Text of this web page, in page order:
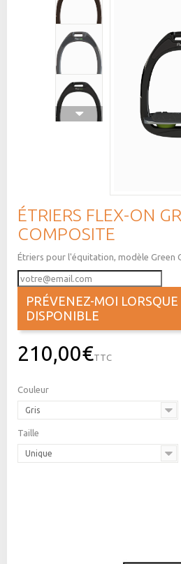
ÉTRIERS FLEX-ON
COMPOSITE
Étriers pour l'équitation, modèle Green
PRÉVENEZ-MOI
DISPONIBLE
210,00€TTC
Couleur
Gris
Taille
Unique